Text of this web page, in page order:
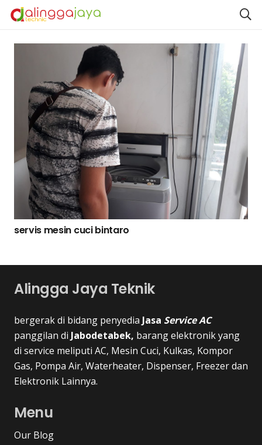
servis mesin cuci bintaro
Alingga Jaya Teknik
bergerak di bidang penyedia Jasa Service AC
panggilan di Jabodetabek, barang elektronik yang
di service meliputi AC, Mesin Cuci, Kulkas, Kompor
Gas, Pompa Air, Waterheater, Dispenser, Freezer dan
Elektronik Lainnya.
Menu
Our Blog